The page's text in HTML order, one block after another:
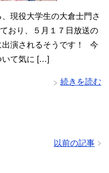
現役大学生の大倉士門さ
おり、５月１７日放送の
出演されるそうです！ 今
いて気に […]
続きを読む
以前の記事